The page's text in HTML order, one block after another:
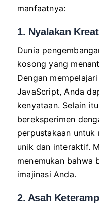
manfaatnya:
1. Nyalakan
Dunia
kosong yang
Dengan
JavaScript, Anda
kenyataan. Selain
bereksperimen
perpustakaan untuk
unik dan interaktif.
menemukan bahwa
imajinasi Anda.
2. Asah